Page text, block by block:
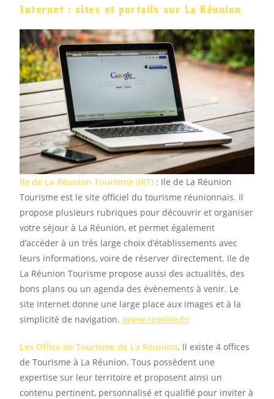
Internet : sites et portails sur La Réunion
Ile de La Réunion Tourisme (IRT) : Ile de La Réunion
Tourisme est le site officiel du tourisme réunionnais. Il
propose plusieurs rubriques pour découvrir et organiser
votre séjour à La Réunion, et permet également
d’accéder à un très large choix d’établissements avec
leurs informations, voire de réserver directement. Ile de
La Réunion Tourisme propose aussi des actualités, des
bons plans ou un agenda des évènements à venir. Le
site internet donne une large place aux images et à la
simplicité de navigation.(www.reunion.fr)
Les Office de Tourisme de La Réunion. Il existe 4 offices
de Tourisme à La Réunion. Tous possèdent une
expertise sur leur territoire et proposent ainsi un
contenu pertinent, personnalisé et qualifié pour inviter à